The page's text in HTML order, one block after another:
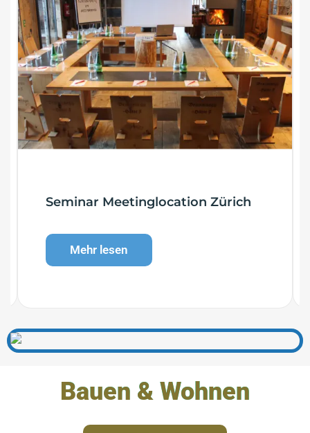
Seminar Meetinglocation Zürich
Mehr lesen
Bauen & Wohnen